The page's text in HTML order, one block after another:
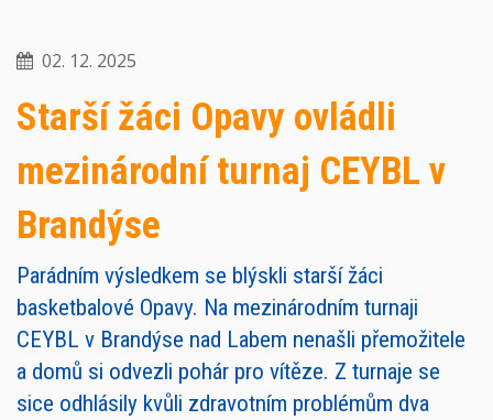
02. 12. 2025
Starší žáci Opavy ovládli
mezinárodní turnaj CEYBL v
Brandýse
Parádním výsledkem se blýskli starší žáci
basketbalové Opavy. Na mezinárodním turnaji
CEYBL v Brandýse nad Labem nenašli přemožitele
a domů si odvezli pohár pro vítěze. Z turnaje se
sice odhlásily kvůli zdravotním problémům dva